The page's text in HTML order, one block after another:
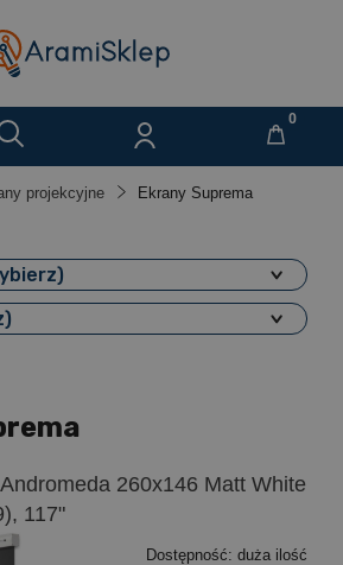
projekcyjne Ekrany Suprema
260x146 Matt White
117"
Dostępność: duża ilość